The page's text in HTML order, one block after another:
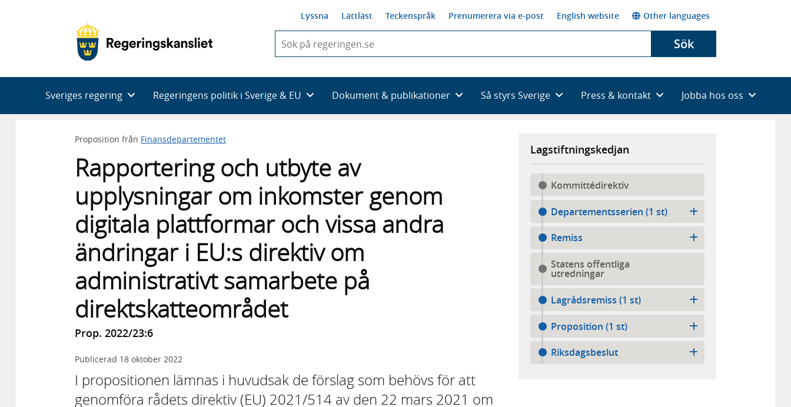
Lyssna Lättläst Teckenspråk Prenumerera via e-post English website Other languages
du
skriva
framträder
en
Sök
Sveriges regering Regeringens politik i Sverige & EU Dokument & publikationer Så styrs Sverige Press & kontakt Jobba hos oss
Proposition från Finansdepartementet
Rapportering och utbyte av
upplysningar om inkomster genom
digitala plattformar och vissa andra
ändringar i EU:s direktiv om
administrativt samarbete på
direktskatteområdet
Prop. 2022/23:6
Publicerad 18 oktober 2022
I propositionen lämnas i huvudsak de förslag som behövs för att
genomföra rådets direktiv (EU) 2021/514 av den 22 mars 2021 om
Lagstiftningskedjan
Kommittédirektiv
Departementsserien (1 st)
Remiss
Statens offentliga
utredningar
Lagrådsremiss (1 st)
Proposition (1 st)
Riksdagsbeslut